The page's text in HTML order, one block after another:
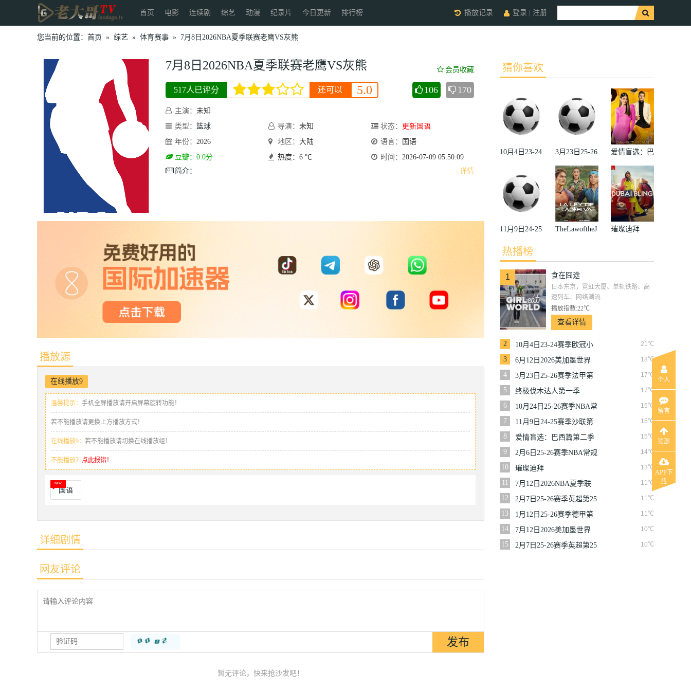
首页 电影 连续剧 综艺 动漫 纪录片 今日更新 排行榜 登录 注册
播放记录
您当前的位置： 首页 » 综艺 » 体育赛事 » 7月8日2026NBA夏季联赛老鹰VS灰熊
7月8日2026NBA夏季联赛老鹰VS灰熊 会员收藏
517人已评分 还可以 5.0 106 170
主演： 未知
类型： 篮球 导演： 未知 状态：
更新国语
年份： 2026 地区： 大陆 语言：
国语
豆瓣：0.0分
热度：6 ℃ 时间： 2026-07-09 05:50:09
简介：
详情
...
播放源
在线播放9
温馨提示： 手机全屏播放请开启屏幕旋转功能！
若不能播放请更换上方播放方式！
在线播放9： 若不能播放请切换在线播放组！
不能播放？ 点此报错！
国语
详细剧情
网友评论
暂无评论，快来抢沙发吧！
猜你喜欢
10月4日23-24
赛第2轮那不
勒斯VS皇家
马德里
3月23日25-26
赛季法甲第27
轮雷恩VS梅
斯
爱情盲选：巴
西篇第二季
11月9日24-25
赛季沙联第10
轮利雅得体育
VS利雅得胜
利
TheLawoftheJ
璀璨迪拜
热播榜
1 食在囧途
日本东京，霓虹大厦、单轨铁路、高
速列车、网络潮流...
播放指数:22℃
查看详情
2 21℃
10月4日23-24赛季欧冠小
组赛第2轮那不勒斯VS皇
家马德里
3 18℃
6月12日2026美加墨世界
杯小组赛韩国VS捷克
4 17℃
3月23日25-26赛季法甲第
27轮雷恩VS梅斯
5 17℃
终极伐木达人第一季
6
15℃
10月24日25-26赛季NBA常
规赛掘金VS勇士
7 15℃
11月9日24-25赛季沙联第
10轮利雅得体育VS利雅得
胜利
8 15℃
爱情盲选：巴西篇第二季
9
14℃
2月6日25-26赛季NBA常规
赛篮网VS魔术
10 13℃
璀璨迪拜
11
11℃
7月12日2026NBA夏季联
赛尼克斯VS马刺
12 11℃
2月7日25-26赛季英超第25
轮伯恩利VS西汉姆联
13 11℃
1月12日25-26赛季德甲第
16轮拜仁慕尼黑VS沃尔夫
斯堡
14 10℃
7月12日2026美加墨世界
杯四分之一决赛挪威VS英
格兰
15 10℃
2月7日25-26赛季英超第25
个人
留言
顶部
APP下
载